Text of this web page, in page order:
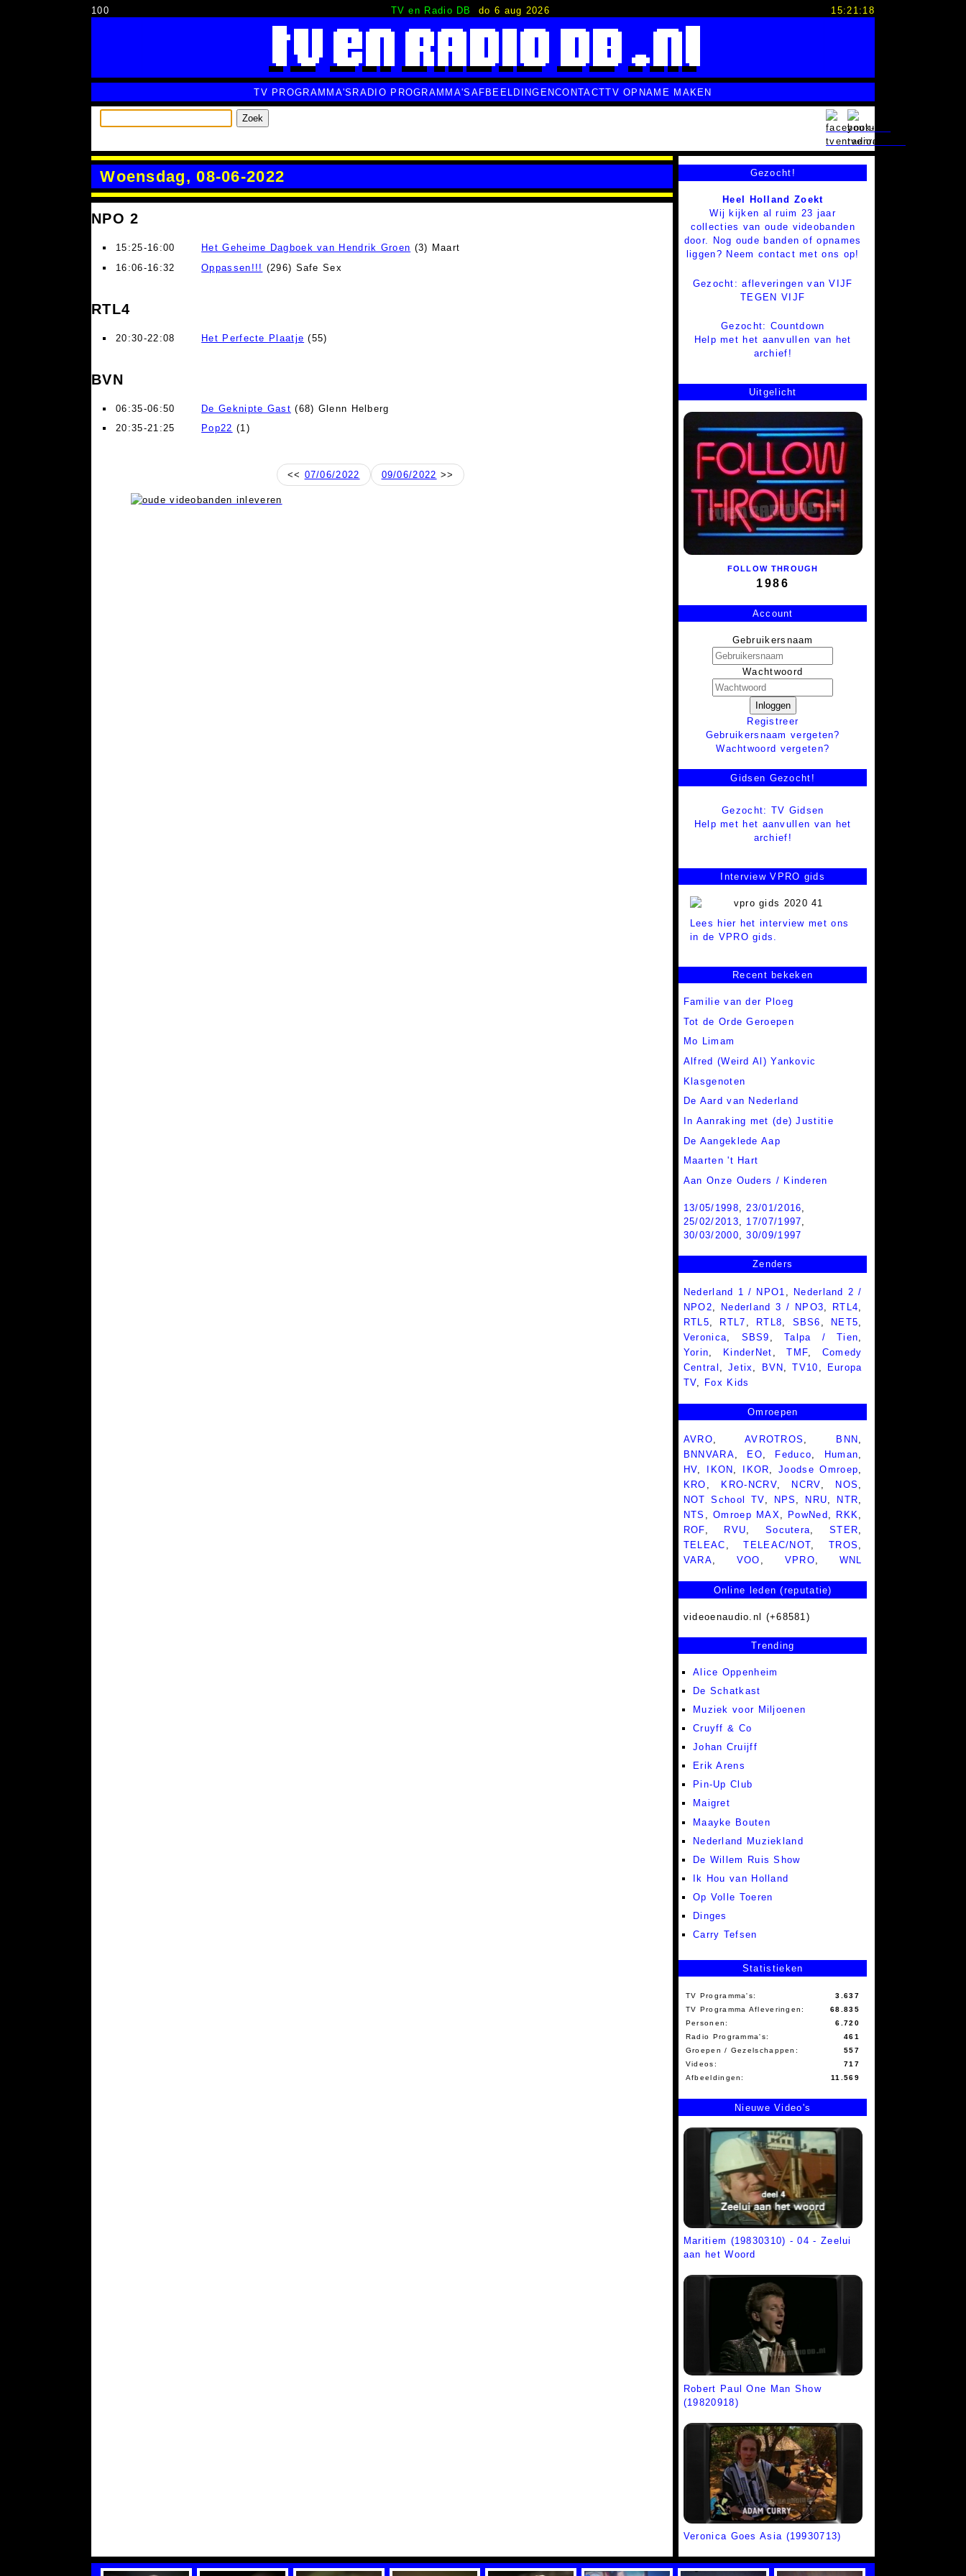
100 TV en Radio DB do 6 aug 2026 15:21:19
TV PROGRAMMA'S RADIO PROGRAMMA'S AFBEELDINGENCONTACTTV OPNAME MAKEN
Zoek
Woensdag, 08-06-2022
NPO 2
15:25-16:00 Het Geheime Dagboek van Hendrik Groen (3) Maart
16:06-16:32
Oppassen!!! (296) Safe Sex
RTL4
20:30-22:08 Het Perfecte Plaatje (55)
BVN
06:35-06:50 De Geknipte Gast (68) Glenn Helberg
20:35-21:25
Pop22 (1)
<< 07/06/2022 09/06/2022 >>
Gezocht!
Heel Holland Zoekt
Wij kijken al ruim 23 jaar
collecties van oude videobanden
door. Nog oude banden of opnames
liggen? Neem contact met ons op!
Gezocht: afleveringen van VIJF
TEGEN VIJF
Gezocht: Countdown
Help met het aanvullen van het
archief!
Uitgelicht
FOLLOW THROUGH
1986
Account
Gebruikersnaam
Wachtwoord
Inloggen
Registreer
Gebruikersnaam vergeten?
Wachtwoord vergeten?
Gidsen Gezocht!
Gezocht: TV Gidsen
Help met het aanvullen van het
archief!
Interview VPRO gids
Lees hier het interview met ons
in de VPRO gids.
Recent bekeken
Familie van der Ploeg
Tot de Orde Geroepen
Mo Limam
Alfred (Weird Al) Yankovic
Klasgenoten
De Aard van Nederland
In Aanraking met (de) Justitie
De Aangeklede Aap
Maarten 't Hart
Aan Onze Ouders / Kinderen
13/05/1998,23/01/2016,
25/02/2013, 17/07/1997,
30/03/2000,30/09/1997
Zenders
Nederland 1 / NPO1
Nederland 2 /
NPO2
Nederland 3 / NPO3 RTL4
RTL5
RTL7 RTL8 SBS6 NET5
Veronica
SBS9 ,Talpa / Tien
Yorin
KinderNet ,TMF
Comedy
Central
Jetix BVN ,TV10
Europa
TV
Fox Kids
Omroepen
AVRO, AVROTROS , BNN ,
BNNVARA, EO, Feduco, Human,
HV, IKON , IKOR,Joodse Omroep,
KRO , KRO-NCRV, NCRV, NOS ,
NOT School TV, NPS , NRU, NTR,
NTS ,Omroep MAX, PowNed , RKK,
ROF, RVU, Socutera,STER,
TELEAC ,TELEAC/NOT,TROS ,
VARA, VOO , VPRO, WNL
Online leden (reputatie)
videoenaudio.nl (+68581)
Trending
Alice Oppenheim
De Schatkast
Muziek voor Miljoenen
Cruyff & Co
Johan Cruijff
Erik Arens
Pin-Up Club
Maigret
Maayke Bouten
Nederland Muziekland
De Willem Ruis Show
Ik Hou van Holland
Op Volle Toeren
Dinges
Carry Tefsen
Statistieken
TV Programma's:
3.637
TV Programma Afleveringen:
68.835
Personen:
6.720
Radio Programma's:
461
Groepen / Gezelschappen:
557
Videos:
717
Afbeeldingen:
11.569
Nieuwe Video's
Maritiem (19830310) - 04 - Zeelui
aan het Woord
Robert Paul One Man Show
(19820918)
Veronica Goes Asia (19930713)